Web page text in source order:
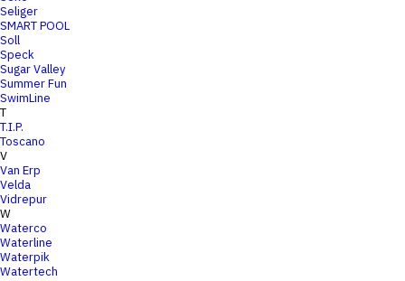
Seliger
SMART POOL
Soll
Speck
Sugar Valley
Summer Fun
SwimLine
T
T.I.P.
Toscano
V
Van Erp
Velda
Vidrepur
W
Waterco
Waterline
Waterpik
Watertech